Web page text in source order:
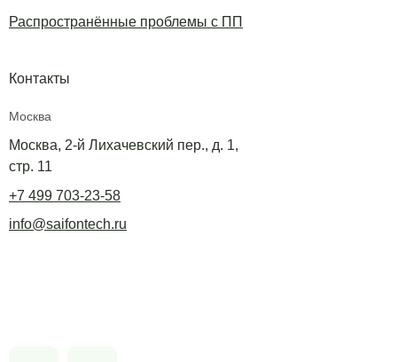
Контакты
Москва
Москва, 2-й Лихачевский пер., д. 1,
стр. 11
+7 499 703-23-58
info@saifontech.ru
Распространённые проблемы с ПП